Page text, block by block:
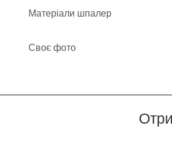
Матеріали шпалер
Своє фото